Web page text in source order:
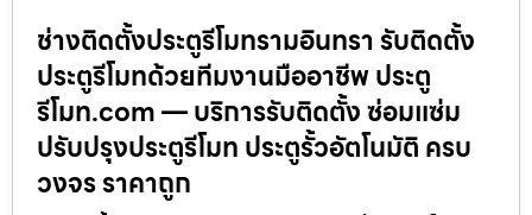
ช่างติดตั้งประตูรีโมทรามอินทรา รับติดตั้ง
ประตูรีโมทด้วยทีมงานมืออาชีพ ประตู
รีโมท.com — บริการรับติดตั้ง ซ่อมแซ่ม
ปรับปรุงประตูรีโมท ประตูรั้วอัตโนมัติ ครบ
วงจร ราคาถูก